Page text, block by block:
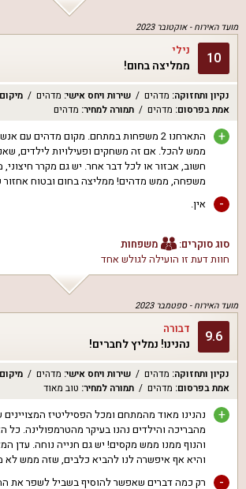
מועד האירוח -אוקטובר 2023
10 נילי
ממליצה בחום!
נקיון ותחזוקה: מדהים שירות ויחס אישי: מדהים מיקום
אמת בפרסום: מדהים תמורה למחיר: מדהים
+
התארחנו 2 משפחות במתחם. מקום מדהים עם
ממש להכל. אם זה משחקים ופעילויות לילדים,
חשוב, אבזור או לכל דבר אחר. יש גם מקרר חיצוני,
משפחה, ממש מדהים! ממליצה בחום ובטוח אחזור
- אין.
סוג סוקרים:
משפחות
חוות דעת זו הועילה לגולש אחד
מועד האירוח -ספטמבר 2023
9.6 דבורה
נהנינו! נמליץ לחברים!
נקיון ותחזוקה: מדהים שירות ויחס אישי: מדהים מיקום
אמת בפרסום: מדהים תמורה למחיר: טוב מאוד
+
נהנינו מאוד מהמתחם ומכל הפסיליטיז המצויינים
מהבריכה והילדים נהנו בעיקר מהטרמפולינה. כל
והנוף ממנו ממש מקסים! יש גם חנייה נוחה. עדן
והיא אף איפשרה לנו להביא כלבים, שזה ממש לא
-
רק כמה דברים שאפשר להוסיף בשביל לשפר את